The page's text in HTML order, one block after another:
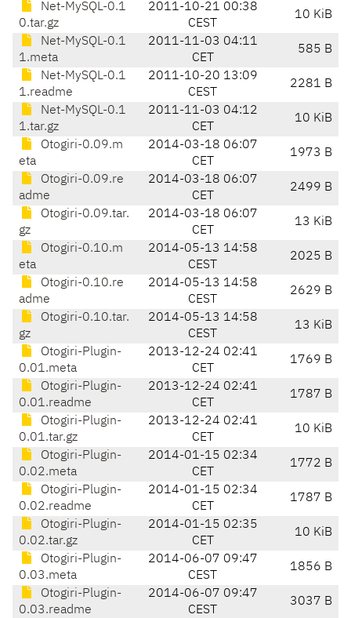
Net-MySQL-0.1
0.tar.gz
2011-10-21 00:38
CEST
10 KiB
Net-MySQL-0.1
1.meta
2011-11-03 04:11
CET
585 B
Net-MySQL-0.1
1.readme
2011-10-20 13:09
CEST
2281 B
Net-MySQL-0.1
1.tar.gz
2011-11-03 04:12
CET
10 KiB
Otogiri-0.09.m
eta
2014-03-18 06:07
CET
1973 B
Otogiri-0.09.re
adme
2014-03-18 06:07
CET
2499 B
Otogiri-0.09.tar.
gz
2014-03-18 06:07
CET
13 KiB
Otogiri-0.10.m
eta
2014-05-13 14:58
CEST
2025 B
Otogiri-0.10.re
adme
2014-05-13 14:58
CEST
2629 B
Otogiri-0.10.tar.
gz
2014-05-13 14:58
CEST
13 KiB
Otogiri-Plugin-
0.01.meta
2013-12-24 02:41
CET
1769 B
Otogiri-Plugin-
0.01.readme
2013-12-24 02:41
CET
1787 B
Otogiri-Plugin-
0.01.tar.gz
2013-12-24 02:41
CET
10 KiB
Otogiri-Plugin-
0.02.meta
2014-01-15 02:34
CET
1772 B
Otogiri-Plugin-
0.02.readme
2014-01-15 02:34
CET
1787 B
Otogiri-Plugin-
0.02.tar.gz
2014-01-15 02:35
CET
10 KiB
Otogiri-Plugin-
0.03.meta
2014-06-07 09:47
CEST
1856 B
Otogiri-Plugin-
0.03.readme
2014-06-07 09:47
CEST
3037 B